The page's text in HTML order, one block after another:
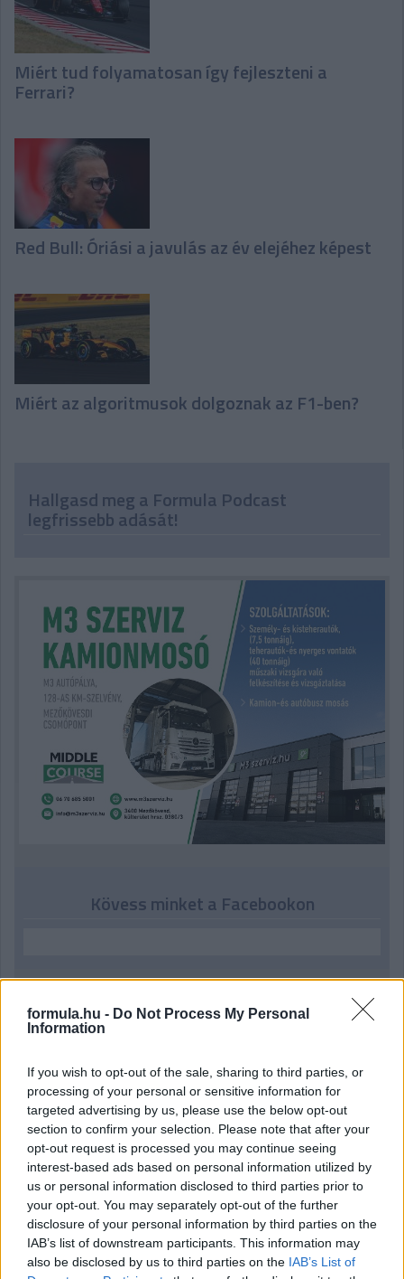
formula.hu - Do Not Process My Personal
Information
If you wish to opt-out of the sale, sharing to third parties, or
processing of your personal or sensitive information for
targeted advertising by us, please use the below opt-out
section to confirm your selection. Please note that after your
opt-out request is processed you may continue seeing
interest-based ads based on personal information utilized by
us or personal information disclosed to third parties prior to
your opt-out. You may separately opt-out of the further
disclosure of your personal information by third parties on the
IAB’s list of downstream participants. This information may
also be disclosed by us to third parties on the IAB’s List of
Miért tud folyamatosan így fejleszteni a
Ferrari?
Red Bull: Óriási a javulás az év elejéhez képest
Miért az algoritmusok dolgoznak az F1-ben?
Hallgasd meg a Formula Podcast
legfrissebb adását!
Kövess minket a Facebookon
Parc Fermé
Montoya szerint Antonelli kedvessége sem segít
Russellen